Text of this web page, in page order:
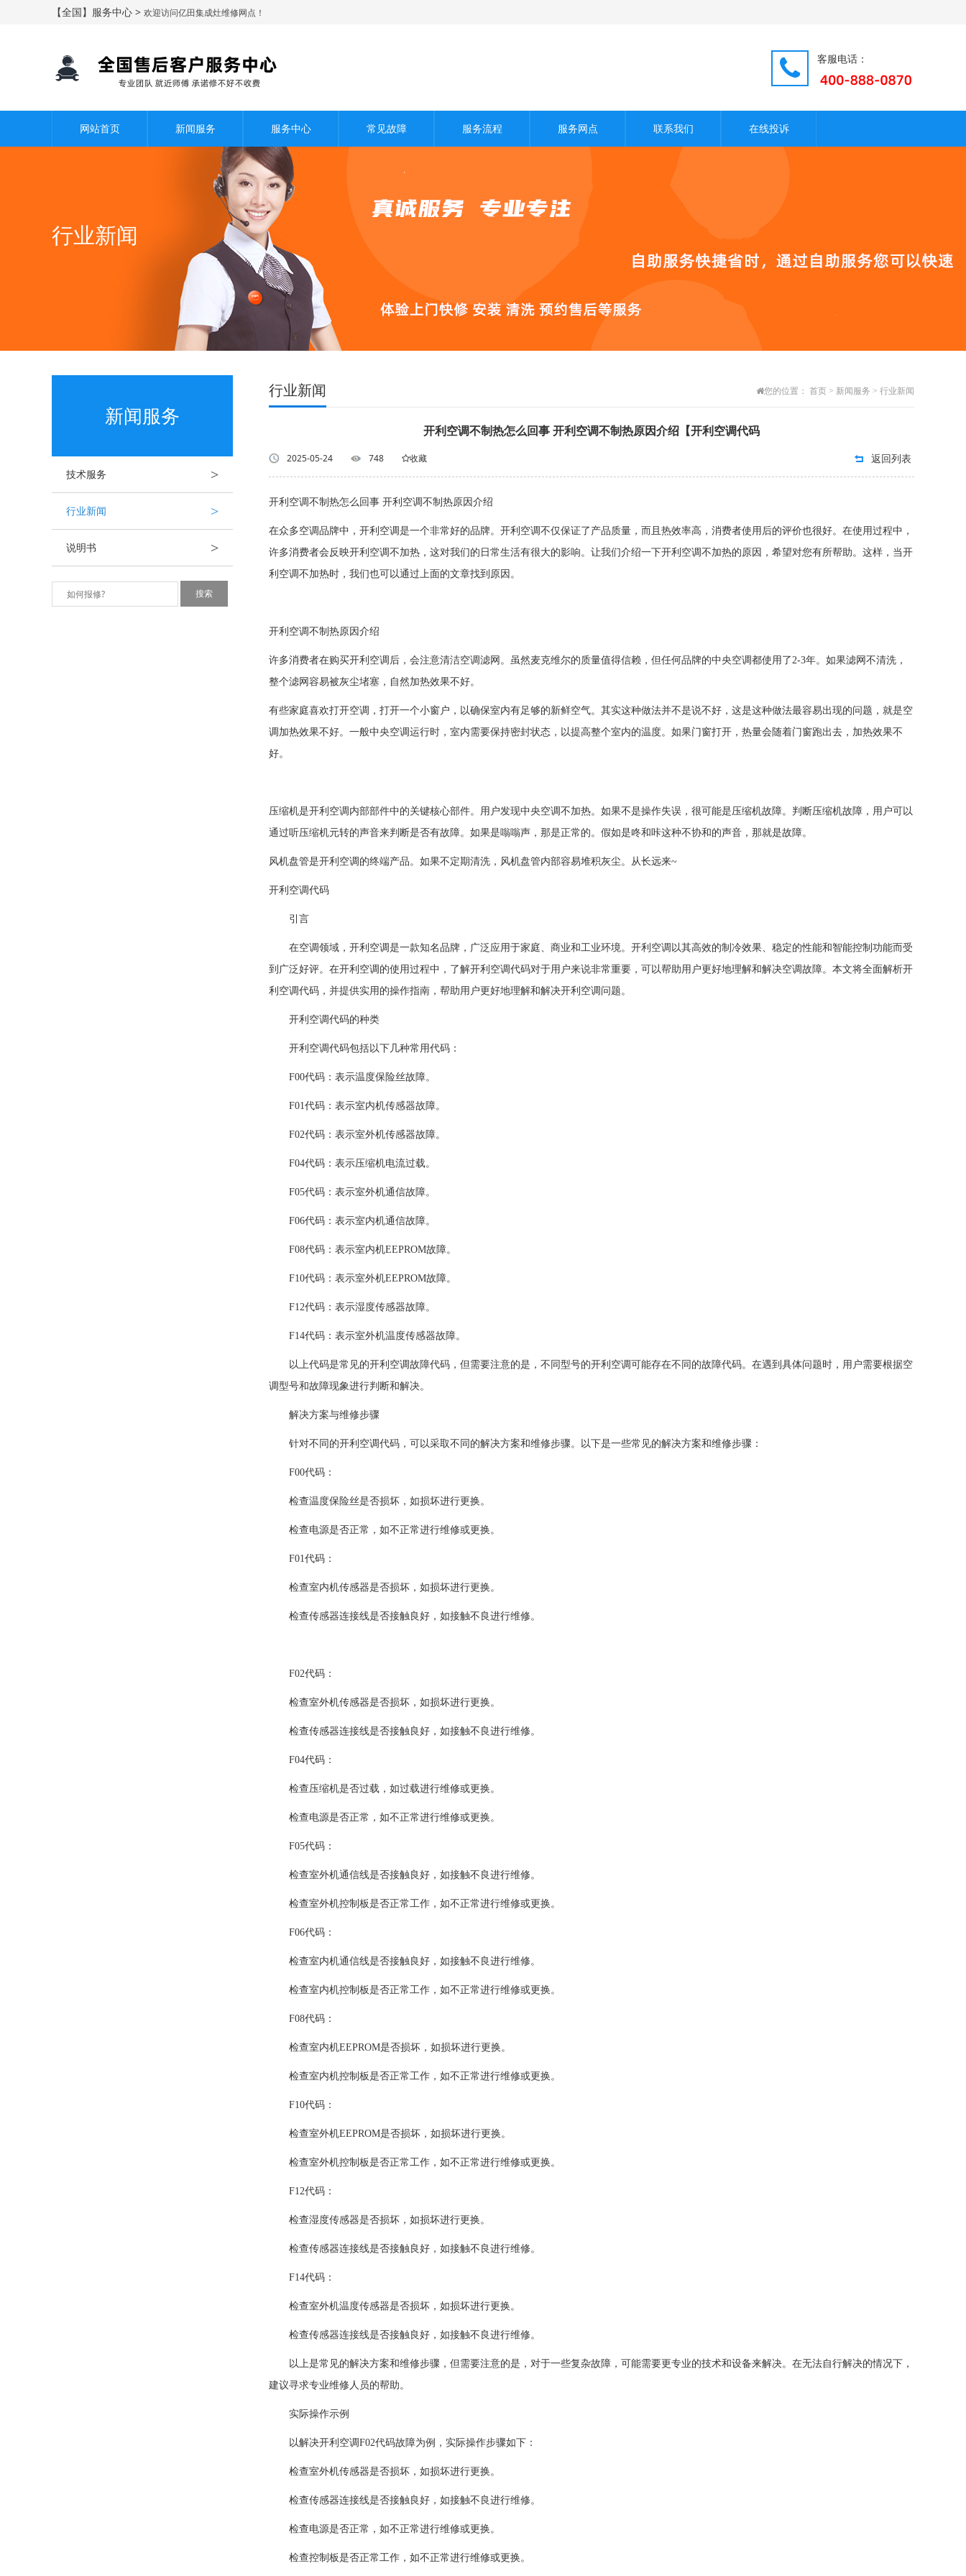
【全国】服务中心 > 欢迎访问亿田集成灶维修网点！
客服电话：
网站首页 新闻服务 服务中心 常见故障 服务流程 服务网点 联系我们 在线投诉
行业新闻
新闻服务
技术服务 >
行业新闻 >
说明书 >
行业新闻 您的位置： 首页 > 新闻服务 > 行业新闻
开利空调不制热怎么回事 开利空调不制热原因介绍【开利空调代码
2025-05-24 748 收藏 返回列表
开利空调不制热怎么回事 开利空调不制热原因介绍
在众多空调品牌中，开利空调是一个非常好的品牌。开利空调不仅保证了产品质量，而且热效率高，消费者使用后的评价也很好。在使用过程中，
许多消费者会反映开利空调不加热，这对我们的日常生活有很大的影响。让我们介绍一下开利空调不加热的原因，希望对您有所帮助。这样，当开
利空调不加热时，我们也可以通过上面的文章找到原因。
开利空调不制热原因介绍
许多消费者在购买开利空调后，会注意清洁空调滤网。虽然麦克维尔的质量值得信赖，但任何品牌的中央空调都使用了2-3年。如果滤网不清洗，
整个滤网容易被灰尘堵塞，自然加热效果不好。
有些家庭喜欢打开空调，打开一个小窗户，以确保室内有足够的新鲜空气。其实这种做法并不是说不好，这是这种做法最容易出现的问题，就是空
调加热效果不好。一般中央空调运行时，室内需要保持密封状态，以提高整个室内的温度。如果门窗打开，热量会随着门窗跑出去，加热效果不
好。
压缩机是开利空调内部部件中的关键核心部件。用户发现中央空调不加热。如果不是操作失误，很可能是压缩机故障。判断压缩机故障，用户可以
通过听压缩机元转的声音来判断是否有故障。如果是嗡嗡声，那是正常的。假如是咚和咔这种不协和的声音，那就是故障。
风机盘管是开利空调的终端产品。如果不定期清洗，风机盘管内部容易堆积灰尘。从长远来~
开利空调代码
引言
在空调领域，开利空调是一款知名品牌，广泛应用于家庭、商业和工业环境。开利空调以其高效的制冷效果、稳定的性能和智能控制功能而受
到广泛好评。在开利空调的使用过程中，了解开利空调代码对于用户来说非常重要，可以帮助用户更好地理解和解决空调故障。本文将全面解析开
利空调代码，并提供实用的操作指南，帮助用户更好地理解和解决开利空调问题。
开利空调代码的种类
开利空调代码包括以下几种常用代码：
F00代码：表示温度保险丝故障。
F01代码：表示室内机传感器故障。
F02代码：表示室外机传感器故障。
F04代码：表示压缩机电流过载。
F05代码：表示室外机通信故障。
F06代码：表示室内机通信故障。
F08代码：表示室内机EEPROM故障。
F10代码：表示室外机EEPROM故障。
F12代码：表示湿度传感器故障。
F14代码：表示室外机温度传感器故障。
以上代码是常见的开利空调故障代码，但需要注意的是，不同型号的开利空调可能存在不同的故障代码。在遇到具体问题时，用户需要根据空
调型号和故障现象进行判断和解决。
解决方案与维修步骤
针对不同的开利空调代码，可以采取不同的解决方案和维修步骤。以下是一些常见的解决方案和维修步骤：
F00代码：
检查温度保险丝是否损坏，如损坏进行更换。
检查电源是否正常，如不正常进行维修或更换。
F01代码：
检查室内机传感器是否损坏，如损坏进行更换。
检查传感器连接线是否接触良好，如接触不良进行维修。
F02代码：
检查室外机传感器是否损坏，如损坏进行更换。
检查传感器连接线是否接触良好，如接触不良进行维修。
F04代码：
检查压缩机是否过载，如过载进行维修或更换。
检查电源是否正常，如不正常进行维修或更换。
F05代码：
检查室外机通信线是否接触良好，如接触不良进行维修。
检查室外机控制板是否正常工作，如不正常进行维修或更换。
F06代码：
检查室内机通信线是否接触良好，如接触不良进行维修。
检查室内机控制板是否正常工作，如不正常进行维修或更换。
F08代码：
检查室内机EEPROM是否损坏，如损坏进行更换。
检查室内机控制板是否正常工作，如不正常进行维修或更换。
F10代码：
检查室外机EEPROM是否损坏，如损坏进行更换。
检查室外机控制板是否正常工作，如不正常进行维修或更换。
F12代码：
检查湿度传感器是否损坏，如损坏进行更换。
检查传感器连接线是否接触良好，如接触不良进行维修。
F14代码：
检查室外机温度传感器是否损坏，如损坏进行更换。
检查传感器连接线是否接触良好，如接触不良进行维修。
以上是常见的解决方案和维修步骤，但需要注意的是，对于一些复杂故障，可能需要更专业的技术和设备来解决。在无法自行解决的情况下，
建议寻求专业维修人员的帮助。
实际操作示例
以解决开利空调F02代码故障为例，实际操作步骤如下：
检查室外机传感器是否损坏，如损坏进行更换。
检查传感器连接线是否接触良好，如接触不良进行维修。
检查电源是否正常，如不正常进行维修或更换。
检查控制板是否正常工作，如不正常进行维修或更换。